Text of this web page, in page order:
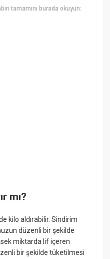
tamamını burada okuyun:
mı?
kilo aldırabilir. Sindirim
düzenli bir şekilde
miktarda lif içeren
bir şekilde tüketilmesi